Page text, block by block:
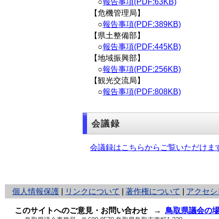
○報告事項(PDF:63KB)
【危機管理局】
○報告事項(PDF:389KB)
【県土整備部】
○報告事項(PDF:445KB)
【地域振興部】
○報告事項(PDF:256KB)
【観光交流局】
○報告事項(PDF:808KB)
会議録
会議録はこちらからご覧いただけま
個人情報保護
と
り
ネ
リンクについて 著作権について アクセシ
このサイトへのご意見・お問い合わせ → 鳥取県議会の